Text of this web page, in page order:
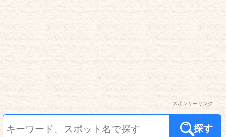
スポンサーリンク
探す